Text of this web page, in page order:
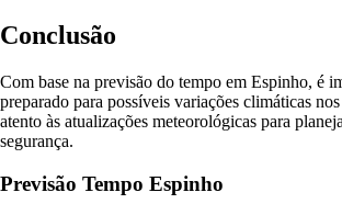
Conclusão
Com base na previsão do tempo em Espinho, é
preparado para possíveis variações climáticas
atento às atualizações meteorológicas para
segurança.
Previsão Tempo Espinho